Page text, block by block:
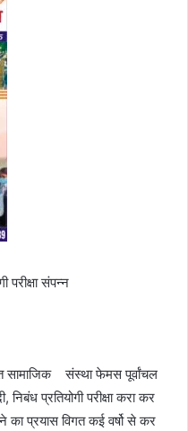
परीक्षा संपन्न
सामाजिक संस्था फेमस पूर्वांचल
निबंध प्रतियोगी परीक्षा करा कर
प्रयास विगत कई वर्षो से कर